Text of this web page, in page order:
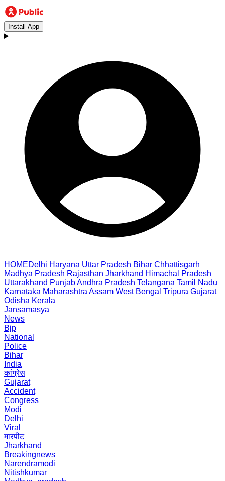
Install App
HOMEDelhi Haryana Uttar Pradesh Bihar Chhattisgarh
Madhya Pradesh Rajasthan Jharkhand Himachal Pradesh
Uttarakhand PunjabAndhra Pradesh Telangana Tamil Nadu
Karnataka Maharashtra Assam West Bengal Tripura Gujarat
Odisha Kerala
Jansamasya
News
Bjp
National
Police
Bihar
India
कांग्रेस
Gujarat
Accident
Congress
Modi
Delhi
Viral
मारपीट
Jharkhand
Breakingnews
Narendramodi
Nitishkumar